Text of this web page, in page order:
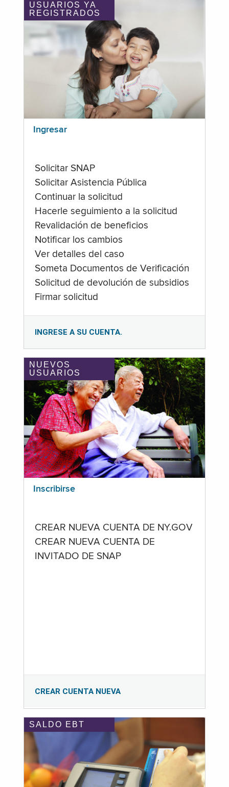
USUARIOS YA
REGISTRADOS
Ingresar
Solicitar SNAP
Solicitar Asistencia Pública
Continuar la solicitud
Hacerle seguimiento a la solicitud
Revalidación de beneficios
Notificar los cambios
Ver detalles del caso
Someta Documentos de Verificación
Solicitud de devolución de subsidios
Firmar solicitud
INGRESE A SU CUENTA.
NUEVOS
USUARIOS
Inscribirse
CREAR NUEVA CUENTA DE NY.GOV
CREAR NUEVA CUENTA DE
INVITADO DE SNAP
CREAR CUENTA NUEVA
SALDO EBT